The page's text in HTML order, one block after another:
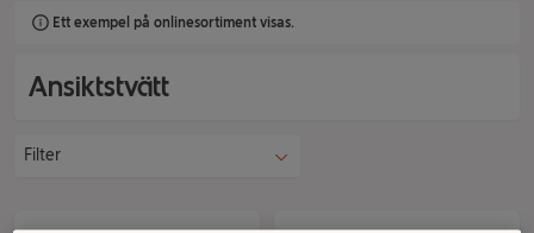
Ett exempel på onlinesortiment visas.
Ansiktstvätt
Filter